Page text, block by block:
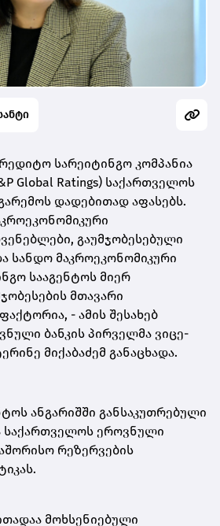
სარეიტინგო კომპანია
Global Ratings) საქართველოს
დადებითად აფასებს.
გაუმჯობესებული
სანდო მაკროეკონომიკური
სააგენტოს მიერ
მთავარი
- ამის შესახებ
ბანკის პირველმა ვიცე-
მიქაბაძემ განაცხადა.
ანგარიშში განსაკუთრებული
საქართველოს ეროვნული
რეზერვების
მოხსენიებული